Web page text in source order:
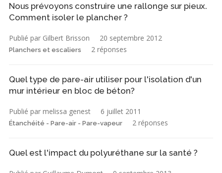
Nous prévoyons construire une rallonge sur pieux.
Comment isoler le plancher ?
Publié par Gilbert Brisson 20 septembre 2012
Planchers et escaliers 2 réponses
Quel type de pare-air utiliser pour l'isolation d'un
mur intérieur en bloc de béton?
Publié par melissa genest 6 juillet 2011
Étanchéité - Pare-air - Pare-vapeur 2 réponses
Quel est l'impact du polyuréthane sur la santé ?